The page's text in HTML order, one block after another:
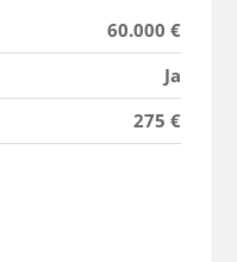
60.000 €
Ja
275 €